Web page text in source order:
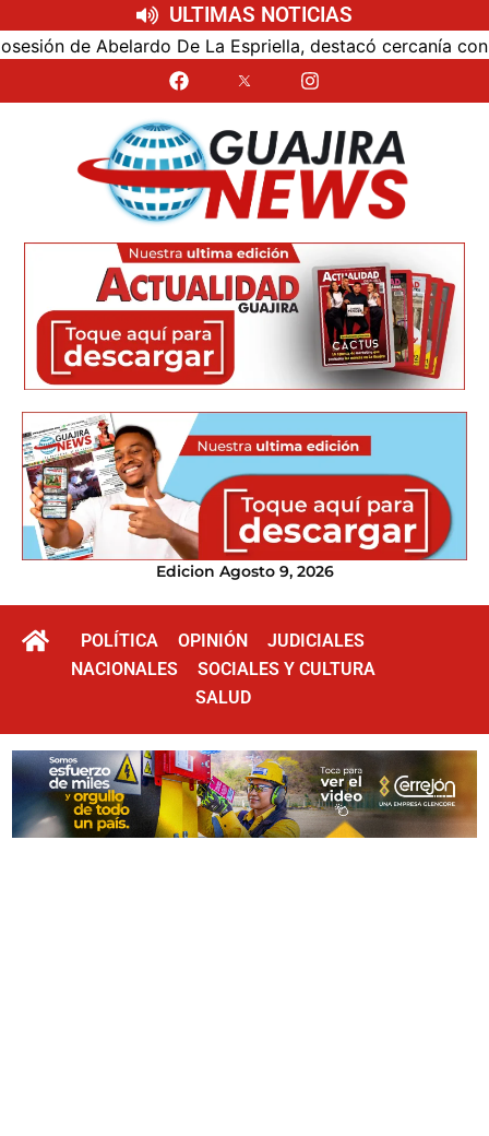
ULTIMAS NOTICIAS
de Abelardo De La Espriella, destacó cercanía con el
Edicion Agosto 9, 2026
POLÍTICA OPINIÓN
JUDICIALES
NACIONALES
SOCIALES Y CULTURA
SALUD